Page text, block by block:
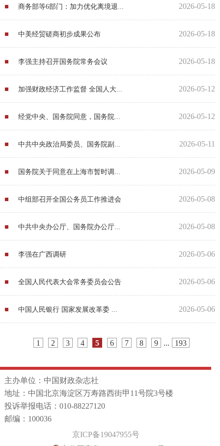
商务部等6部门：加力优化离境退... 2026-05-18
中美经贸磋商初步成果公布 2026-05-18
李强主持召开国务院常务会议 2026-05-18
加强财政经济工作监督 全国人大... 2026-05-12
经党中央、国务院同意，国务院... 2026-05-12
中共中央政治局委员、国务院副... 2026-05-11
国务院关于同意在上海市暂时调... 2026-05-09
中组部召开全国公务员工作推进会 2026-05-08
中共中央办公厅、国务院办公厅... 2026-05-08
李强在广西调研 2026-05-06
全国人民代表大会常务委员会公告 2026-05-06
中国人民银行 国家发展改革委 ... 2026-05-06
1 2 3 4 5 6 7 8 9 ... 193
主办单位：中国财政杂志社
地址：中国北京海淀区万寿路西街甲11号院3号楼
投诉举报电话：010-88227120
邮编：100036
京ICP备19047955号